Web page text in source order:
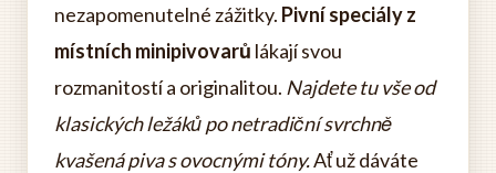
nezapomenutelné zážitky. Pivní speciály z
místních minipivovarů lákají svou
rozmanitostí a originalitou. Najdete tu vše od
klasických ležáků po netradiční svrchně
kvašená piva s ovocnými tóny.Ať už dáváte